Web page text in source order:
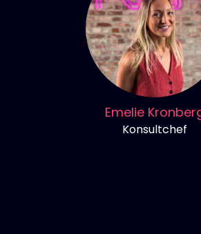
Emelie
Konsultchef